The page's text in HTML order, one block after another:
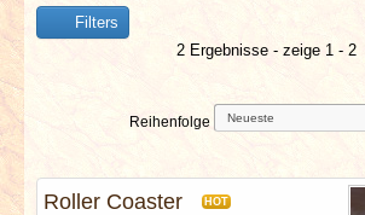
BERICHTE
Filters
2 Ergebnisse - zeige 1 - 2
Reihenfolge
Roller Coaster HOT